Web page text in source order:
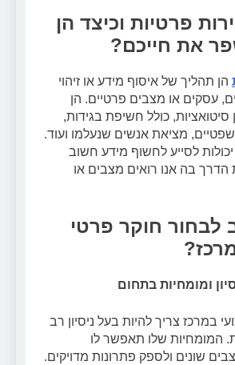
פרטיות וכיצד הן
את חייכם?
הן תהליך של איסוף מידע או זיהוי
עסקים או מצבים פרטיים. הן
כולל חשיפת בגידות,
מציאת אנשים שנעלמו ועוד.
לסייע לחשוף מידע חשוב
הדרך בה אנו רואים מצבים או
לבחור חוקר פרטי
ומומחיות בתחום
במרכז צריך להיות בעל ניסיון רב
המומחיות שלו תאפשר לו
שונים ולספק פתרונות מדויקים.